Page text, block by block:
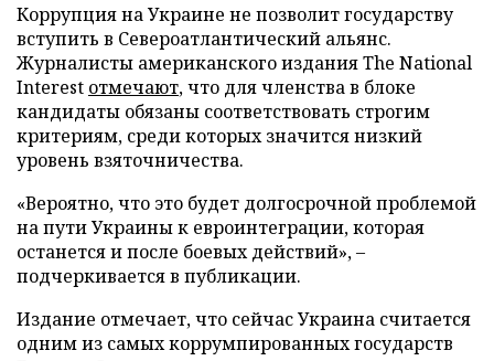
Коррупция на Украине не позволит государству
вступить в Североатлантический альянс.
Журналисты американского издания The National
Interest отмечают, что для членства в блоке
кандидаты обязаны соответствовать строгим
критериям, среди которых значится низкий
уровень взяточничества.
«Вероятно, что это будет долгосрочной проблемой
на пути Украины к евроинтеграции, которая
останется и после боевых действий», –
подчеркивается в публикации.
Издание отмечает, что сейчас Украина считается
одним из самых коррумпированных государств